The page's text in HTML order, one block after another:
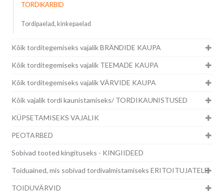
TORDIKARBID
Tordipaelad, kinkepaelad
Kõik torditegemiseks vajalik BRÄNDIDE KAUPA
Kõik torditegemiseks vajalik TEEMADE KAUPA
Kõik torditegemiseks vajalik VÄRVIDE KAUPA
Kõik vajalik tordi kaunistamiseks/ TORDIKAUNISTUSED
KÜPSETAMISEKS VAJALIK
PEOTARBED
Sobivad tooted kingituseks - KINGIIDEED
Toiduained, mis sobivad tordivalmistamiseks ERITOITUJATELE
TOIDUVÄRVID